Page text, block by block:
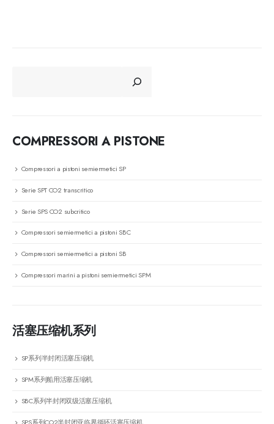
COMPRESSORI A PISTONE
Compressori a pistoni semiermetici SP
Serie SPT CO2 transcritico
Serie SPS CO2 subcritico
Compressori semiermetici a pistoni SBC
Compressori semiermetici a pistoni SB
Compressori marini a pistoni semiermetici SPM
活塞压缩机系列
SP系列半封闭活塞压缩机
SPM系列船用活塞压缩机
SBC系列半封闭双级活塞压缩机